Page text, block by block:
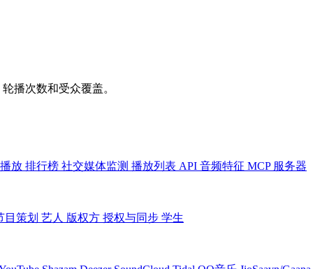
播次数和受众覆盖。
放 排行榜 社交媒体监测 播放列表 API 音频特征 MCP 服务器
目策划 艺人 版权方 授权与同步 学生